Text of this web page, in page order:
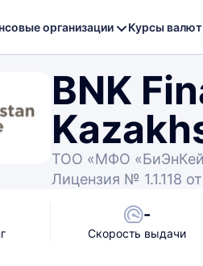
организации Курсы валют
BNK
ТОО «МФО «БиЭнКей
Лицензия № 1.1.118
-
Скорость выдачи